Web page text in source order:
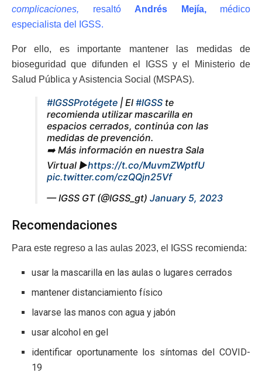
complicaciones, resaltó Andrés Mejía,médico
especialista del IGSS.
Por ello, es importante mantener las medidas de
bioseguridad que difunden el IGSS y el Ministerio de
Salud Pública y Asistencia Social (MSPAS).
#IGSSProtégete | El #IGSS te
recomienda utilizar mascarilla en
espacios cerrados, continúa con las
medidas de prevención.
➡️ Más información en nuestra Sala
Virtual ►https://t.co/MuvmZWptfU
pic.twitter.com/czQQjn25Vf
— IGSS GT (@IGSS_gt) January 5, 2023
Recomendaciones
Para este regreso a las aulas 2023, el IGSS recomienda:
usar la mascarilla en las aulas o lugares cerrados
mantener distanciamiento físico
lavarse las manos con agua y jabón
usar alcohol en gel
identificar oportunamente los síntomas del COVID-
19